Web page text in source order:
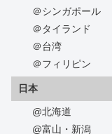
＠シンガポール
＠タイランド
＠台湾
＠フィリピン
日本
@北海道
@富山・新潟